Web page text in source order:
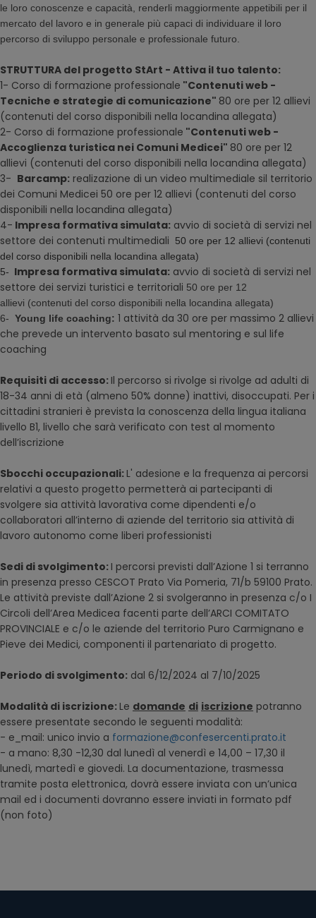
le loro conoscenze e capacità, renderli maggiormente appetibili per il
mercato del lavoro e in generale più capaci di individuare il loro
percorso di sviluppo personale e professionale futuro.
STRUTTURA del progetto StArt - Attiva il tuo talento:
1- Corso di formazione professionale "Contenuti web -
Tecniche e strategie di comunicazione" 80 ore per 12 allievi
(contenuti del corso disponibili nella locandina allegata)
2- Corso di formazione professionale "Contenuti web -
Accoglienza turistica nei Comuni Medicei" 80 ore per 12
allievi (contenuti del corso disponibili nella locandina allegata)
3- Barcamp: realizazione di un video multimediale sil territorio
dei Comuni Medicei 50 ore per 12 allievi (contenuti del corso
disponibili nella locandina allegata)
4- Impresa formativa simulata: avvio di società di servizi nel
settore dei contenuti multimediali
50 ore per 12 allievi (contenuti
del corso disponibili nella locandina allegata)
5- Impresa formativa simulata: avvio di società di servizi nel
settore dei servizi turistici e territoriali 50 ore per 12
allievi (contenuti del corso disponibili nella locandina allegata)
6- Young life coaching: 1 attività da 30 ore per massimo 2 allievi
che prevede un intervento basato sul mentoring e sul life
coaching
Requisiti di accesso: Il percorso si rivolge si rivolge ad adulti di
18-34 anni di età (almeno 50% donne) inattivi, disoccupati. Per i
cittadini stranieri è prevista la conoscenza della lingua italiana
livello B1, livello che sarà verificato con test al momento
dell’iscrizione
Sbocchi occupazionali: L' adesione e la frequenza ai percorsi
relativi a questo progetto permetterà ai partecipanti di
svolgere sia attività lavorativa come dipendenti e/o
collaboratori all’interno di aziende del territorio sia attività di
lavoro autonomo come liberi professionisti
Sedi di svolgimento: I percorsi previsti dall’Azione 1 si terranno
in presenza presso CESCOT Prato Via Pomeria, 71/b 59100 Prato.
Le attività previste dall’Azione 2 si svolgeranno in presenza c/o I
Circoli dell’Area Medicea facenti parte dell’ARCI COMITATO
PROVINCIALE e c/o le aziende del territorio Puro Carmignano e
Pieve dei Medici, componenti il partenariato di progetto.
Periodo di svolgimento: dal 6/12/2024 al 7/10/2025
Modalità di iscrizione: Le domande di iscrizione potranno
essere presentate secondo le seguenti modalità:
- e_mail: unico invio a formazione@confesercenti.prato.it
- a mano: 8,30 -12,30 dal lunedì al venerdì e 14,00 – 17,30 il
lunedì, martedì e giovedi. La documentazione, trasmessa
tramite posta elettronica, dovrà essere inviata con un’unica
mail ed i documenti dovranno essere inviati in formato pdf
(non foto)